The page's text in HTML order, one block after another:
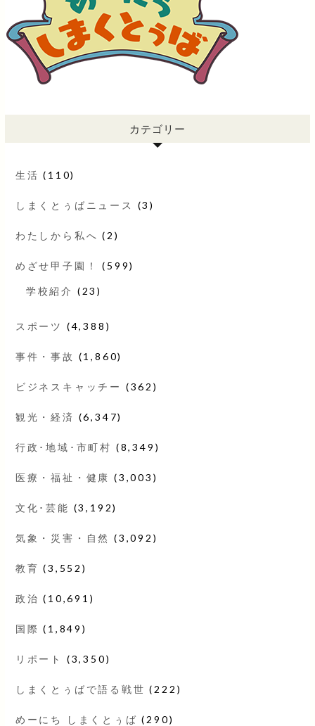
カテゴリー
生活 (110)
しまくとぅばニュース (3)
わたしから私へ (2)
めざせ甲子園！ (599)
学校紹介 (23)
スポーツ (4,388)
事件・事故 (1,860)
ビジネスキャッチー (362)
観光・経済 (6,347)
行政･地域･市町村 (8,349)
医療・福祉・健康 (3,003)
文化･芸能 (3,192)
気象・災害・自然 (3,092)
教育 (3,552)
政治 (10,691)
国際 (1,849)
リポート (3,350)
しまくとぅばで語る戦世 (222)
めーにち しまくとぅば (290)